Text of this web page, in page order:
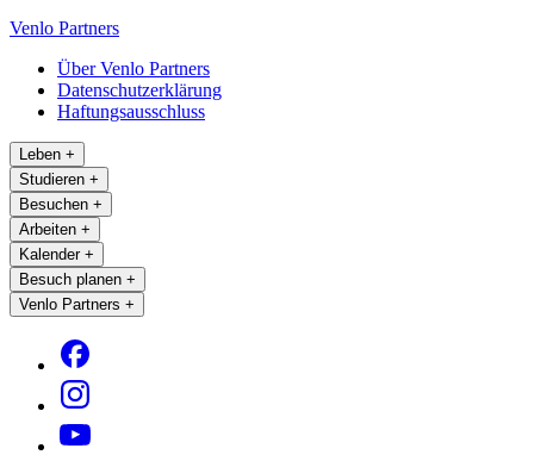
Venlo Partners
Über Venlo Partners
Datenschutzerklärung
Haftungsausschluss
Leben +
Studieren +
Besuchen +
Arbeiten +
Kalender +
Besuch planen +
Venlo Partners +